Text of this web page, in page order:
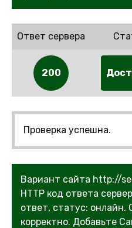
Ответ сервера
200
Проверка успешна.
Вариант сайта http://
HTTP код ответа
ответ, статус: онлайн.
корректно. Добавьте